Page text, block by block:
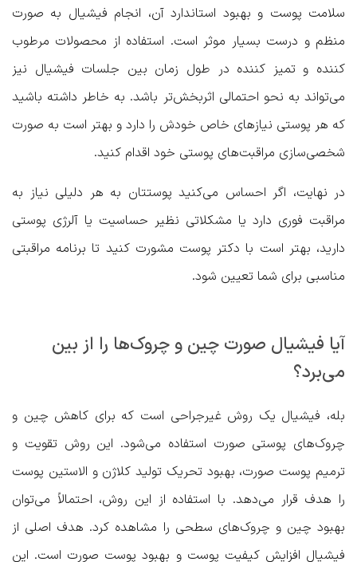
سلامت پوست و بهبود استاندارد آن، انجام فیشیال به صورت
منظم و درست بسیار موثر است. استفاده از محصولات مرطوب
کننده و تمیز کننده در طول زمان بین جلسات فیشیال نیز
می‌تواند به نحو احتمالی اثربخش‌تر باشد. به خاطر داشته باشید
که هر پوستی نیازهای خاص خودش را دارد و بهتر است به صورت
شخصی‌سازی مراقبت‌های پوستی خود اقدام کنید.
در نهایت، اگر احساس می‌کنید پوستتان به هر دلیلی نیاز به
مراقبت فوری دارد یا مشکلاتی نظیر حساسیت یا آلرژی پوستی
دارید، بهتر است با دکتر پوست مشورت کنید تا برنامه مراقبتی
مناسبی برای شما تعیین شود.
آیا فیشیال صورت چین و چروک‌ها را از بین
می‌برد؟
بله، فیشیال یک روش غیرجراحی است که برای کاهش چین و
چروک‌های پوستی صورت استفاده می‌شود. این روش تقویت و
ترمیم پوست صورت، بهبود تحریک تولید کلاژن و الاستین پوست
را هدف قرار می‌دهد. با استفاده از این روش، احتمالاً می‌توان
بهبود چین و چروک‌های سطحی را مشاهده کرد. هدف اصلی از
فیشیال افزایش کیفیت پوست و بهبود پوست صورت است. این